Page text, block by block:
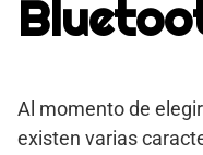
Al momento de
existen varias